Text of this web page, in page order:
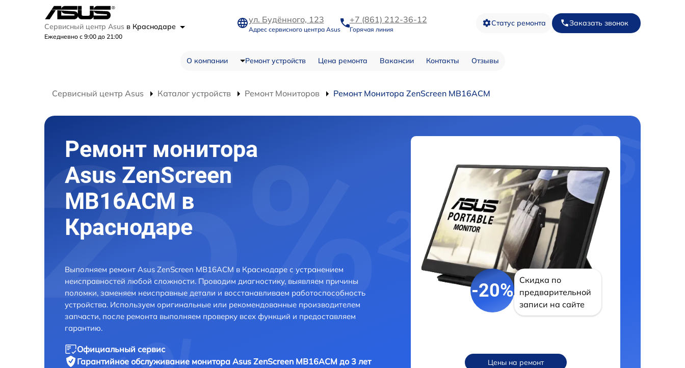
Сервисный центр Asus в Краснодаре
Ежедневно с 9:00 до 21:00
ул. Будённого, 123
Адрес сервисного центра Asus
+7 (861) 212-36-12
Горячая линия
Статус ремонта Заказать звонок
О компании Ремонт устройств Цена ремонта Вакансии Контакты Отзывы
Сервисный центр Asus Каталог устройств Ремонт Мониторов Ремонт Монитора ZenScreen MB16ACM
Ремонт монитора
Asus ZenScreen
MB16ACM в
Краснодаре
Выполняем ремонт Asus ZenScreen MB16ACM в Краснодаре с устранением
неисправностей любой сложности. Проводим диагностику, выявляем причины
поломки, заменяем неисправные детали и восстанавливаем работоспособность
устройства. Используем оригинальные или рекомендованные производителем
запчасти, после ремонта выполняем проверку всех функций и предоставляем
гарантию.
Официальный сервис
Гарантийное обслуживание монитора Asus ZenScreen MB16ACM до 3 лет
-20%
Скидка по
предварительной
записи на сайте
Цены на ремонт